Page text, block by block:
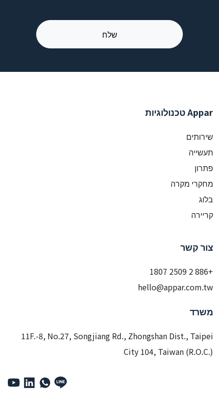
Appar טכנולוגיות
שירותים
תעשייה
פתרון
מחקרי מקרה
בלוג
קריירה
צור קשר
+886 2 2509 1807
hello@appar.com.tw
משרד
11F.-8, No.27, Songjiang Rd., Zhongshan Dist., Taipei
City 104, Taiwan (R.O.C.)